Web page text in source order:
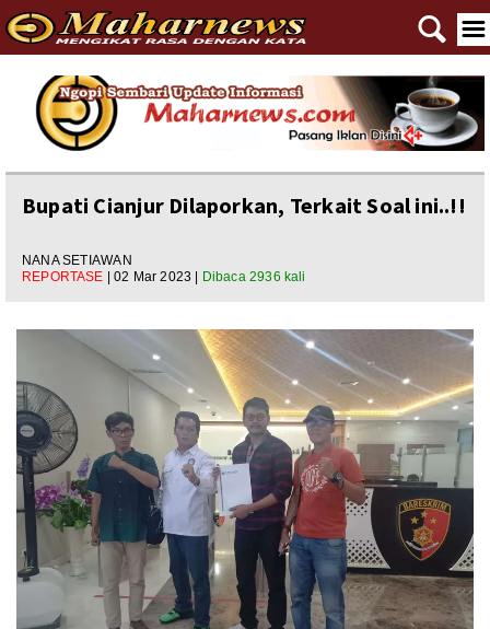
Home
Reportase
Ngewangkong
Ragam
Asal Usul
Polpem
Pilkada
Lainnya
Sosial
Pertanian
☰
🔍
Bupati Cianjur Dilaporkan, Terkait Soal ini..!!
NANA SETIAWAN
REPORTASE
| 02 Mar 2023 | Dibaca 2936 kali